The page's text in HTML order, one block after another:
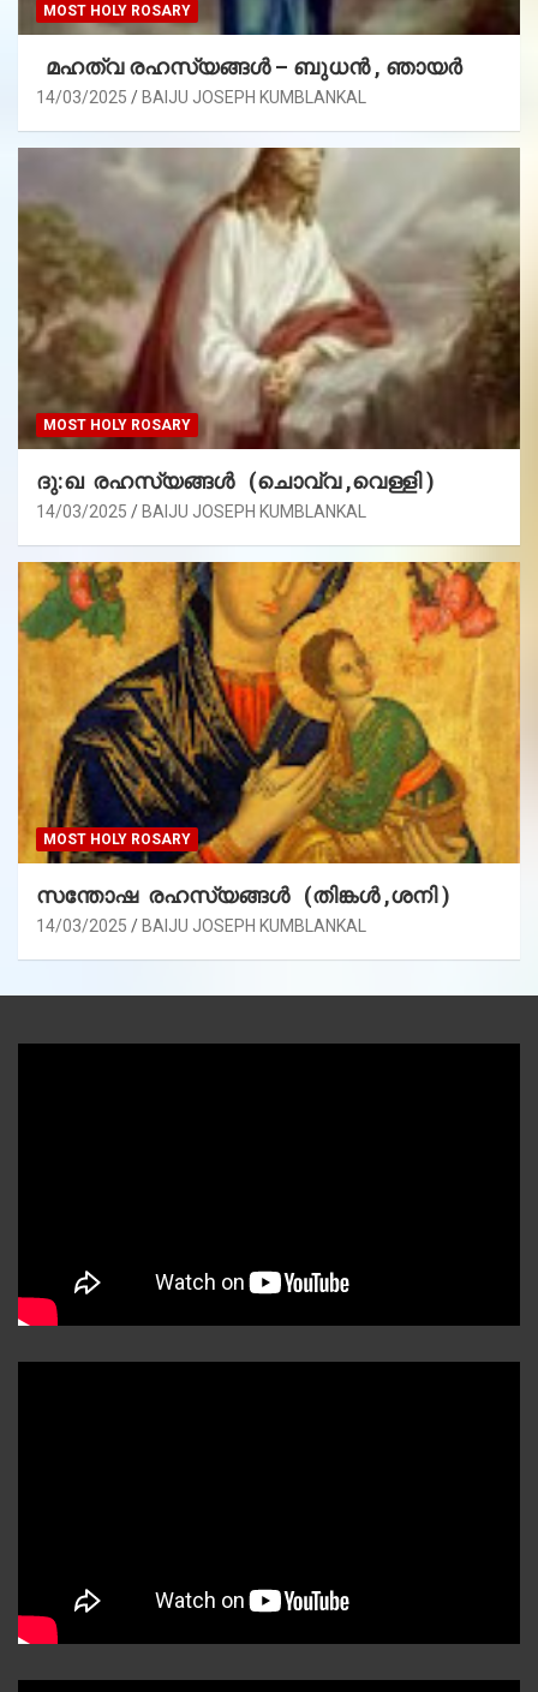
MOST HOLY ROSARY
മഹത്വ രഹസ്യങ്ങള്‍ – ബുധൻ , ഞായർ
14/03/2025 BAIJU JOSEPH KUMBLANKAL
MOST HOLY ROSARY
ദു:ഖ രഹസ്യങ്ങൾ (ചൊവ്വ ,വെള്ളി )
14/03/2025 BAIJU JOSEPH KUMBLANKAL
MOST HOLY ROSARY
സന്തോഷ രഹസ്യങ്ങൾ (തിങ്കൾ ,ശനി )
14/03/2025 BAIJU JOSEPH KUMBLANKAL